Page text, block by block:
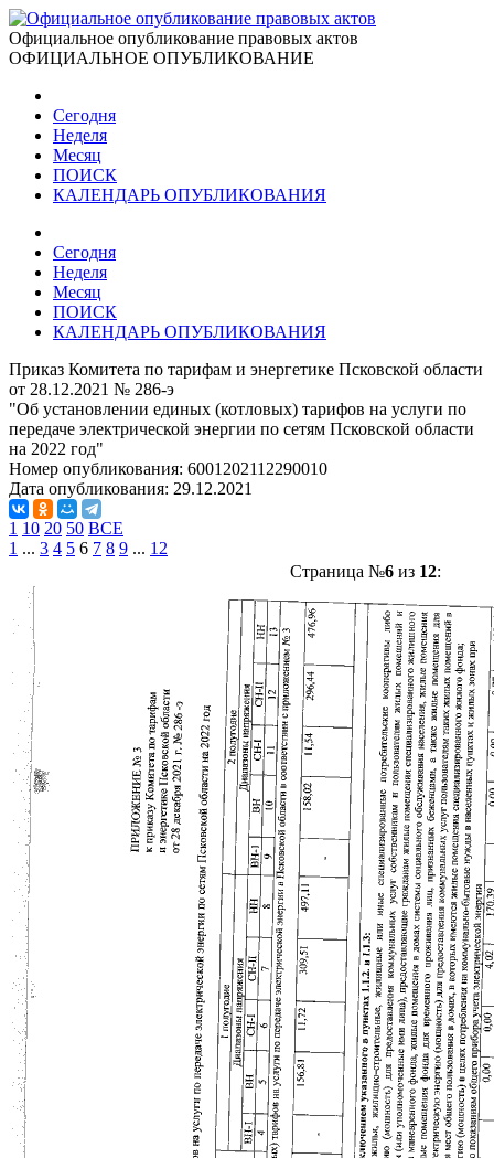
Официальное опубликование правовых актов
ОФИЦИАЛЬНОЕ ОПУБЛИКОВАНИЕ
Сегодня
Неделя
Месяц
ПОИСК
КАЛЕНДАРЬ ОПУБЛИКОВАНИЯ
Сегодня
Неделя
Месяц
ПОИСК
КАЛЕНДАРЬ ОПУБЛИКОВАНИЯ
Приказ Комитета по тарифам и энергетике Псковской области
от 28.12.2021 № 286-э
"Об установлении единых (котловых) тарифов на услуги по
передаче электрической энергии по сетям Псковской области
на 2022 год"
Номер опубликования: 6001202112290010
Дата опубликования: 29.12.2021
1 10 20 50 ВСЕ
1 ... 3 4 5 6 7 8 9 ... 12
Страница №6из 12: